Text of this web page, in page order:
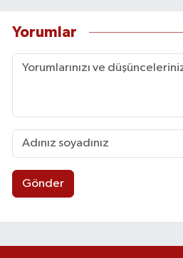
Yorumlar
Gönder